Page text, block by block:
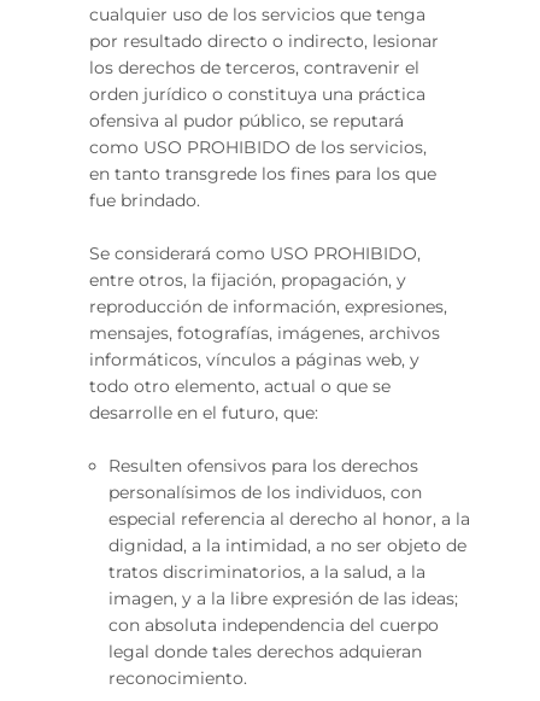
cualquier uso de los servicios que tenga
por resultado directo o indirecto, lesionar
los derechos de terceros, contravenir el
orden jurídico o constituya una práctica
ofensiva al pudor público, se reputará
como USO PROHIBIDO de los servicios,
en tanto transgrede los fines para los que
fue brindado.
Se considerará como USO PROHIBIDO,
entre otros, la fijación, propagación, y
reproducción de información, expresiones,
mensajes, fotografías, imágenes, archivos
informáticos, vínculos a páginas web, y
todo otro elemento, actual o que se
desarrolle en el futuro, que:
Resulten ofensivos para los derechos
personalísimos de los individuos, con
especial referencia al derecho al honor, a la
dignidad, a la intimidad, a no ser objeto de
tratos discriminatorios, a la salud, a la
imagen, y a la libre expresión de las ideas;
con absoluta independencia del cuerpo
legal donde tales derechos adquieran
reconocimiento.